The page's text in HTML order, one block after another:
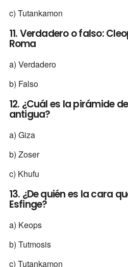
c) Tutankamon
11. Verdadero o falso:
Roma
a) Verdadero
b) Falso
12. ¿Cuál es la pirámide
antigua?
a) Giza
b) Zoser
c) Khufu
13. ¿De quién es la cara
Esfinge?
a) Keops
b) Tutmosis
c) Tutankamon